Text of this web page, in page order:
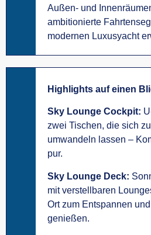
Außen- und
ambitionierte
modernen Luxusyacht
Highlights auf einen
Sky Lounge Cockpit:
zwei Tischen, die sich
umwandeln lassen –
pur.
Sky Lounge Deck:
mit verstellbaren
Ort zum Entspannen
genießen.